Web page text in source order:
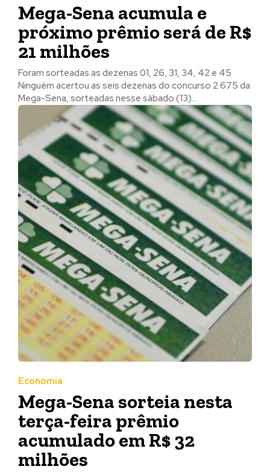
Mega-Sena acumula e
próximo prêmio será de R$
21 milhões
Foram sorteadas as dezenas 01, 26, 31, 34, 42 e 45
Ninguém acertou as seis dezenas do concurso 2.675 da
Mega-Sena, sorteadas nesse sábado (13)...
Economia
Mega-Sena sorteia nesta
terça-feira prêmio
acumulado em R$ 32
milhões